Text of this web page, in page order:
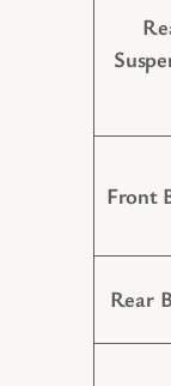
Front
Rear